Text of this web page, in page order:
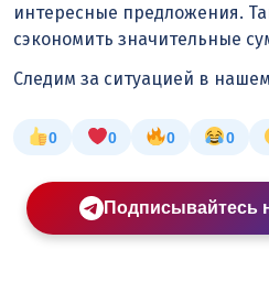
интересные предложения.
сэкономить значительные
Следим за ситуацией в нашем
0 0 0 0
Подписывайтесь